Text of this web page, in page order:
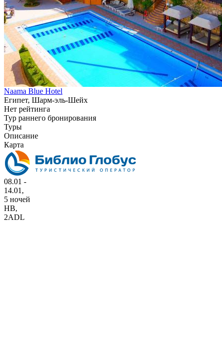
Naama Blue Hotel
Египет, Шарм-эль-Шейх
Нет рейтинга
Тур раннего бронирования
Туры
Описание
Карта
08.01 -
14.01,
5 ночей
HB,
2ADL